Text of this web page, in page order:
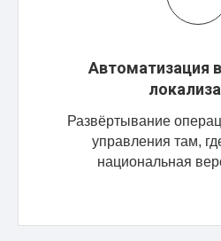
Автоматизация
Развёртывание
управления там,
национальная